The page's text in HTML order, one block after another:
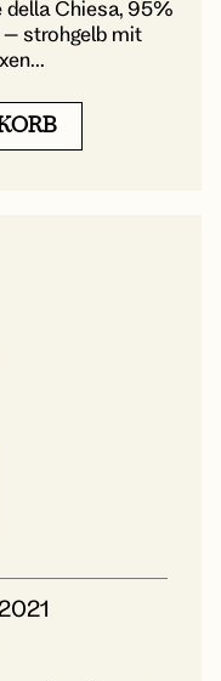
della Chiesa, 95%
– strohgelb mit